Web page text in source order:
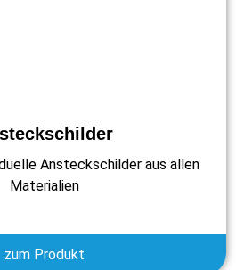
Ansteckschilder aus allen
Materialien
zum Produkt